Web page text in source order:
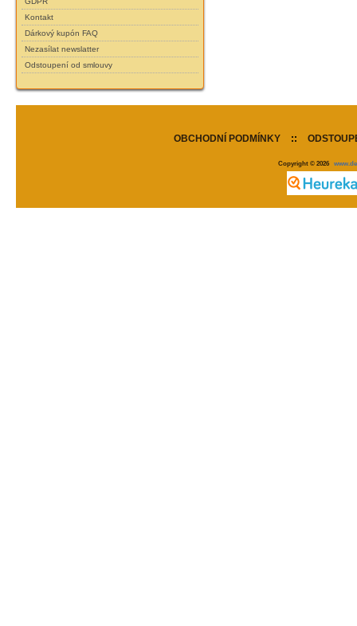
Kontakt
Dárkový kupón FAQ
Nezasílat newslatter
Odstoupení od smlouvy
OBCHODNÍ PODMÍNKY ::
Copyright © 2026